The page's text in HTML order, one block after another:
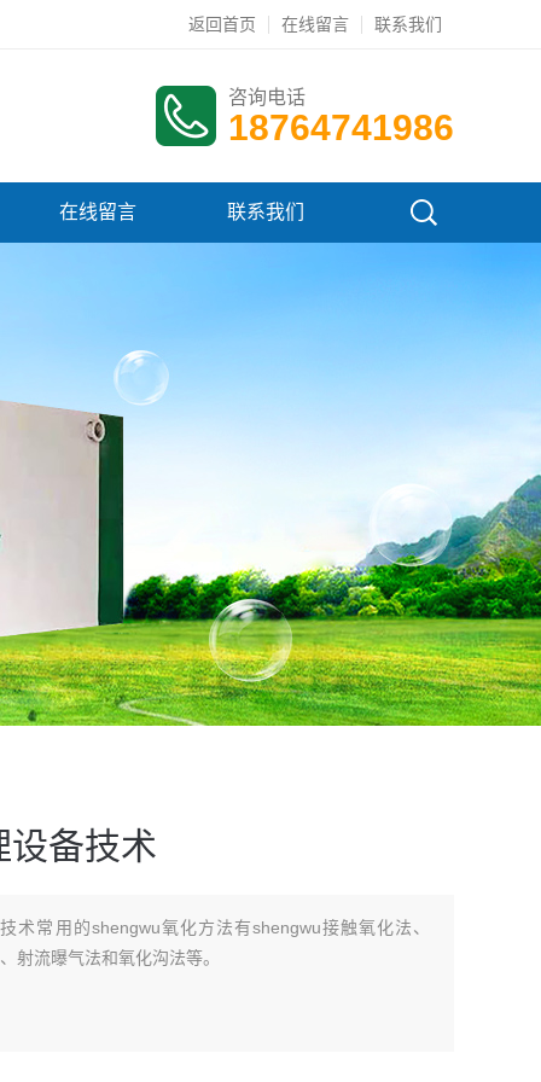
返回首页 在线留言 联系我们
咨询电话
18764741986
在线留言 联系我们
设备技术
术常用的shengwu氧化方法有shengwu接触氧化法、
射流曝气法和氧化沟法等。